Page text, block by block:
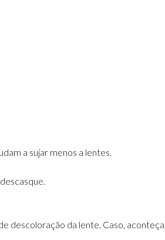
a sujar menos a lentes.
descoloração da lente. Caso,